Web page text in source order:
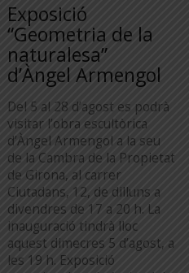
Exposició
“Geometria de la
naturalesa”
d’Àngel Armengol
Del 5 al 28 d’agost es podrà
visitar l’obra escultòrica
d’Àngel Armengol a la seu
de la Cambra de la Propietat
de Girona, al carrer
Ciutadans, 12, de dilluns a
divendres de 17 a 20 h. La
inauguració tindrà lloc
aquest dimecres 5 d’agost, a
les 19 h. Exposició